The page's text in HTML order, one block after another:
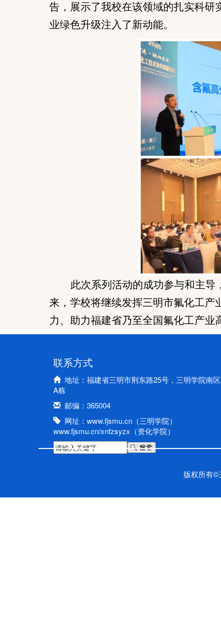
告，展示了我校在该领域的扎实科研
业绿色升级注入了新动能。
此次系列活动的成功参与和主
来，学校将继续发挥三明市氟化工
力、助力福建省乃至全国氟化工产业
联系方式
地址：福建省三明市荆东路25号，三明学院南
A栋
邮编：365004
网址：www.fjsmu.cn（三明学院）
www.fjsmu.cn/xnfzsyzx（资化学院）
版权所有©